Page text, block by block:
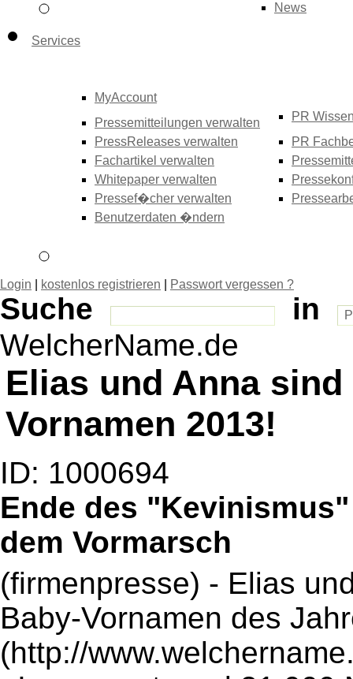
News
Services
MyAccount
Pressemitteilungen verwalten
PressReleases verwalten
Fachartikel verwalten
Whitepaper verwalten
Pressef�cher verwalten
Benutzerdaten �ndern
PR
PR
Login kostenlos registrieren Passwort vergessen ?
Suche
in
WelcherName.de
Elias und Anna
Vornamen 2013!
ID: 1000694
Ende des
dem Vormarsch
(firmenpresse) - Elias
Baby-Vornamen des
(http://